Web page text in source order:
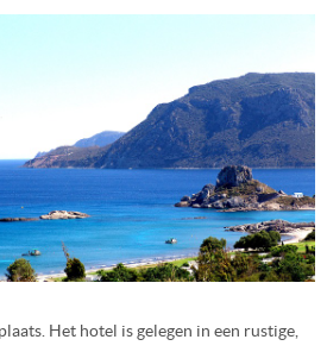
Het hotel is gelegen in een rustige,